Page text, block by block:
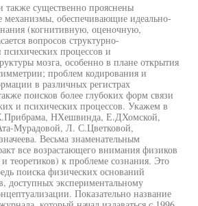
существенно прояснены
механизмы, обеспечивающие идеально-
(когнитивную, оценочную,
вопросов структурно-
процессов и
мозга, особенно в плане открытия
проблем кодирования и
в различных регистрах
поисков более глубоких форм связи
и психических процессов. Укажем в
НХешвинда, Е.ДХомской,
Мурадовой, Л. С.Цветковой,
Весьма знаменательным
все возрастающего внимания физиков
теоретиков) к проблеме сознания. Это
поиска физических оснований
доступных экспериментальному
Показательно название